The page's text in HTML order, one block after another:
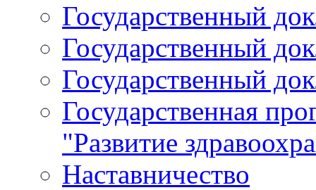
Государственный
Государственный
Государственный
Государственная
"Развитие
Наставничество